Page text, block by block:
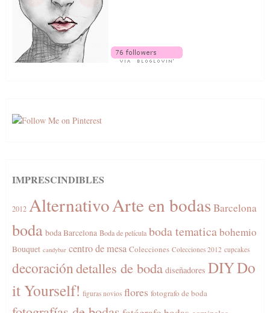
IMPRESCINDIBLES
2012 AlternativoArte en bodas Barcelona
boda boda Barcelona Boda de película boda tematicabohemio
Bouquet candybar centro de mesa Colecciones Colecciones 2012 cupcakes
decoracióndetalles de boda diseñadores DIYDo
it Yourself! figuras novios flores fotografo de boda